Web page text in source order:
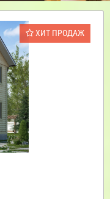
ХИТ ПРОДАЖ